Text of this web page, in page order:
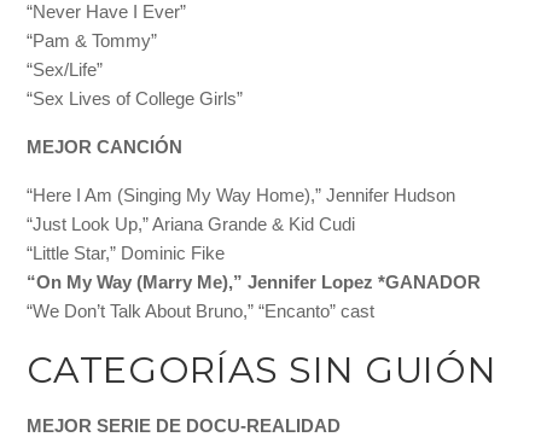
“Never Have I Ever”
“Pam & Tommy”
“Sex/Life”
“Sex Lives of College Girls”
MEJOR CANCIÓN
“Here I Am (Singing My Way Home),” Jennifer Hudson
“Just Look Up,” Ariana Grande & Kid Cudi
“Little Star,” Dominic Fike
“On My Way (Marry Me),” Jennifer Lopez *GANADOR
“We Don’t Talk About Bruno,” “Encanto” cast
CATEGORÍAS SIN GUIÓN
MEJOR SERIE DE DOCU-REALIDAD